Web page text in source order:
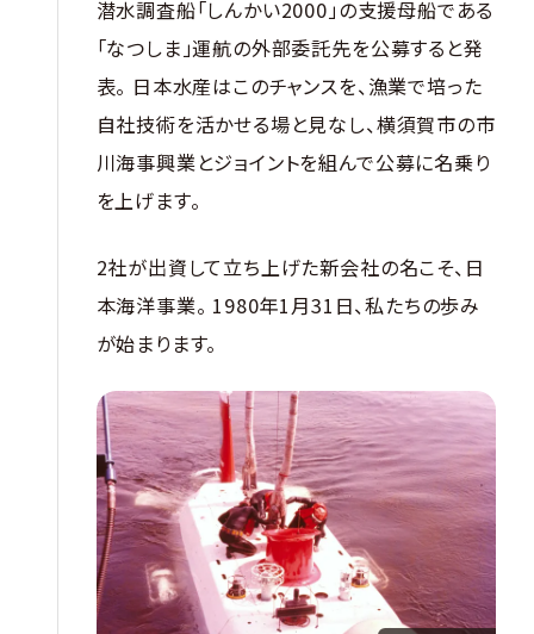
潜水調査船「しんかい2000」の支援母船である
「なつしま」運航の外部委託先を公募すると発
表。 日本水産はこのチャンスを、漁業で培った
自社技術を活かせる場と見なし、横須賀市の市
川海事興業とジョイントを組んで公募に名乗り
を上げます。
2社が出資して立ち上げた新会社の名こそ、日
本海洋事業。 1980年1月31日、私たちの歩み
が始まります。